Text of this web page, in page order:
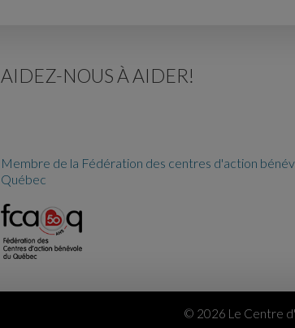
AIDEZ-NOUS À AIDER!
Membre de la Fédération des centres d'action
Québec
© 2026 Le Centre